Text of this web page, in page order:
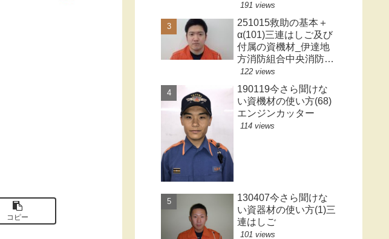
コピー
191 views
251015救助の基本＋
α(101)三連はしご及び
付属の資機材_伊達地
方消防組合中央消防署
_後藤一真
122 views
190119今さら聞けな
い資機材の使い方(68)
エンジンカッター
114 views
130407今さら聞けな
い資器材の使い方(1)三
連はしご
101 views